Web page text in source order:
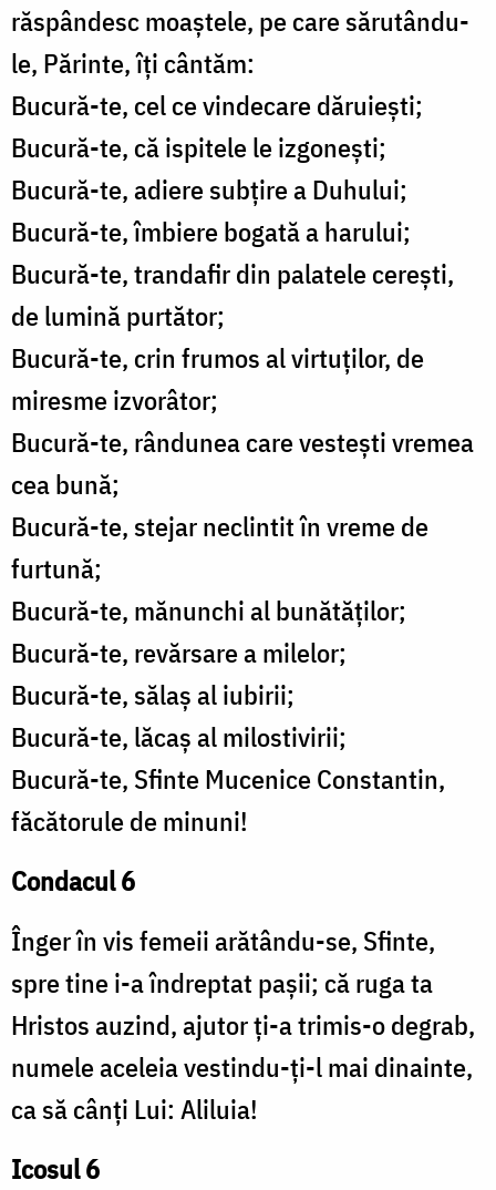
răspândesc moaștele, pe care sărutându-
le, Părinte, îți cântăm:
Bucură-te, cel ce vindecare dăruiești;
Bucură-te, că ispitele le izgonești;
Bucură-te, adiere subțire a Duhului;
Bucură-te, îmbiere bogată a harului;
Bucură-te, trandafir din palatele cerești,
de lumină purtător;
Bucură-te, crin frumos al virtuților, de
miresme izvorâtor;
Bucură-te, rândunea care vestești vremea
cea bună;
Bucură-te, stejar neclintit în vreme de
furtună;
Bucură-te, mănunchi al bunătăților;
Bucură-te, revărsare a milelor;
Bucură-te, sălaș al iubirii;
Bucură-te, lăcaș al milostivirii;
Bucură-te, Sfinte Mucenice Constantin,
făcătorule de minuni!
Condacul 6
Înger în vis femeii arătându-se, Sfinte,
spre tine i-a îndreptat pașii; că ruga ta
Hristos auzind, ajutor ți-a trimis-o degrab,
numele aceleia vestindu-ți-l mai dinainte,
ca să cânți Lui: Aliluia!
Icosul 6